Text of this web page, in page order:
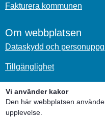
Vi använder kakor
Den här webbplatsen
upplevelse.
Fakturera kommunen
Om webbplatsen
Dataskydd och
Tillgänglighet
Om kakor
Sociala medier